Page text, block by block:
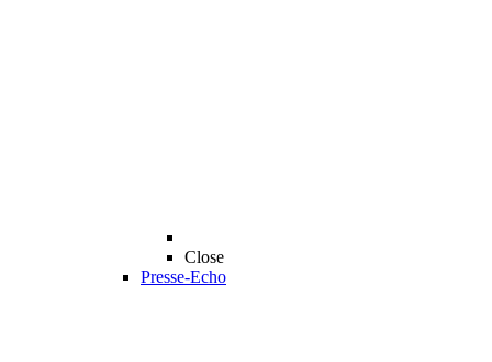
Close
Presse-Echo